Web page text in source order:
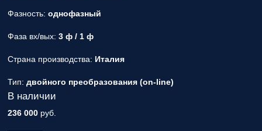
Фазность: однофазный
Фаза вх/вых: 3 ф / 1 ф
Страна производства: Италия
Тип: двойного преобразования (on-line)
В наличии
236 000 руб.